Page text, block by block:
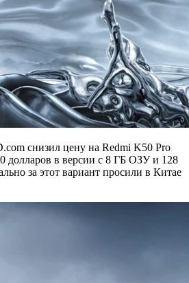
снизил цену на Redmi K50 Pro
долларов в версии с 8 ГБ ОЗУ и 128
за этот вариант просили в Китае